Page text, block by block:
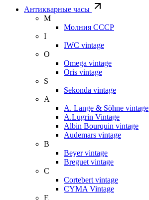
Антикварные часы
М
Молния СССР
I
IWC vintage
O
Omega vintage
Oris vintage
S
Sekonda vintage
A
A. Lange & Söhne vintage
A.Lugrin Vintage
Albin Bourquin vintage
Audemars vintage
B
Beyer vintage
Breguet vintage
C
Cortebert vintage
CYMA Vintage
E